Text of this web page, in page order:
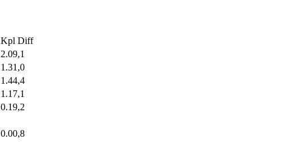
Kpl Diff
2.09,1
1.31,0
1.44,4
1.17,1
0.19,2
0.00,8